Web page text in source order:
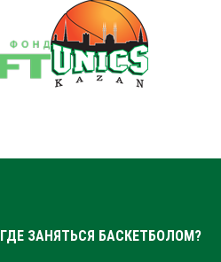
ГДЕ ЗАНЯТЬСЯ БАСКЕТБОЛОМ?